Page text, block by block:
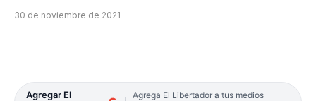
30 de noviembre de 2021
Agregar El
Agrega El Libertador a tus medios